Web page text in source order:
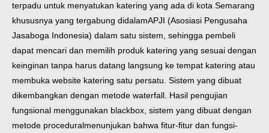
terpadu untuk menyatukan katering yang ada di kota Semarang
khususnya yang tergabung didalamAPJI (Asosiasi Pengusaha
Jasaboga Indonesia) dalam satu sistem, sehingga pembeli
dapat mencari dan memilih produk katering yang sesuai dengan
keinginan tanpa harus datang langsung ke tempat katering atau
membuka website katering satu persatu. Sistem yang dibuat
dikembangkan dengan metode waterfall. Hasil pengujian
fungsional menggunakan blackbox, sistem yang dibuat dengan
metode proceduralmenunjukan bahwa fitur-fitur dan fungsi-